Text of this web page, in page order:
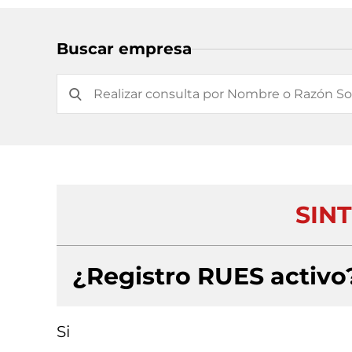
Buscar empresa
¿Registro RUES
Si